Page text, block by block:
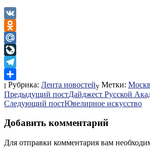
VK
Odnoklassniki
Mail.Ru
LiveJournal
Telegram
Отправить
Рубрика: Лента новостей Метки:
Навигация
по
записям
Предыдущий постДайджест Русской
Следующий постЮвелирное искусство
Добавить комментарий
Для отправки комментария вам